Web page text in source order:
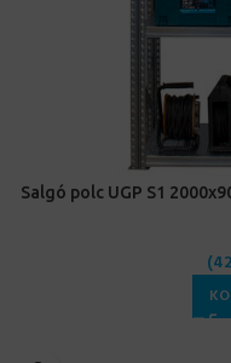
Salgó polc UGP S1
(